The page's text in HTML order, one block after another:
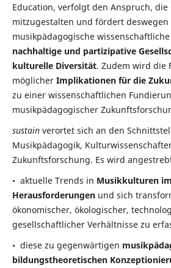
Education, verfolgt den Anspruch, die
mitzugestalten und fördert deswegen
musikpädagogische
nachhaltige und partizipative
kulturelle Diversität. Zudem wird die
möglicher Implikationen für die
zu einer wissenschaftlichen
musikpädagogischer
sustain verortet sich an den
Musikpädagogik,
Zukunftsforschung. Es wird
• aktuelle Trends in Musikkulturen
Herausforderungenund sich
ökonomischer, ökologischer,
gesellschaftlicher Verhältnisse zu
• diese zu gegenwärtigen
bildungstheoretischen